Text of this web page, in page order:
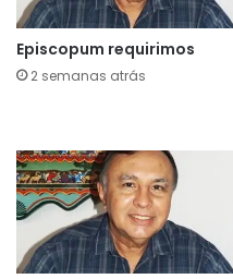
Episcopum requirimos
2 semanas atrás